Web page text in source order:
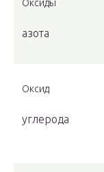
Оксиды
азота
Оксид
углерода